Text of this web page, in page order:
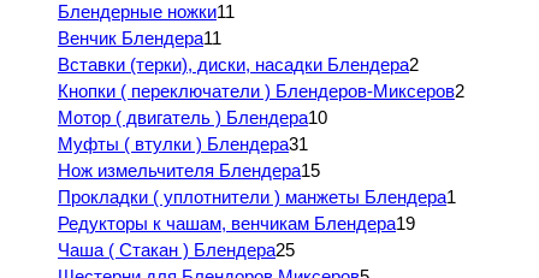
Блендерные ножки11
Венчик Блендера11
Вставки (терки), диски, насадки Блендера2
Кнопки ( переключатели ) Блендеров-Миксеров2
Мотор ( двигатель ) Блендера10
Муфты ( втулки ) Блендера31
Нож измельчителя Блендера15
Прокладки ( уплотнители ) манжеты Блендера1
Редукторы к чашам, венчикам Блендера19
Чаша ( Стакан ) Блендера25